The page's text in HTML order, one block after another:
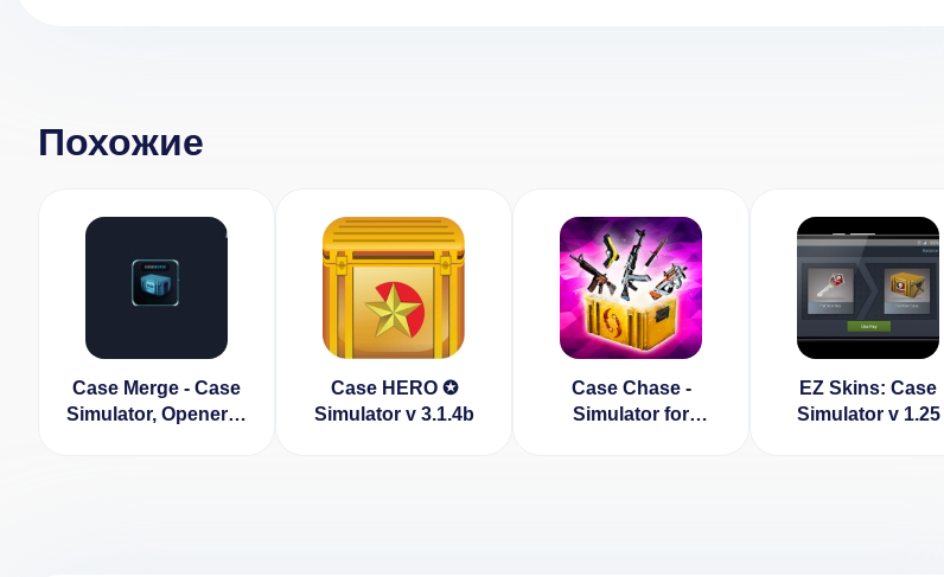
Похожие
Case Merge - Case
Simulator, Opener &
Case HERO ✪
Simulator v 3.1.4b
Case Chase -
Simulator for
EZ Skins: Case
Simulator v 1.25